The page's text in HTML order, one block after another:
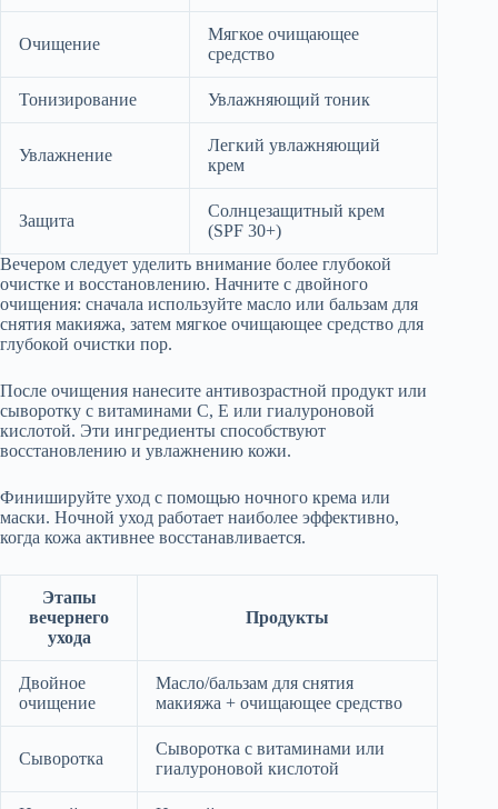
Очищение
Мягкое очищающее
средство
Тонизирование Увлажняющий тоник
Увлажнение
Легкий увлажняющий
крем
Защита
Солнцезащитный крем
(SPF 30+)
Вечером следует уделить внимание более глубокой
очистке и восстановлению. Начните с двойного
очищения: сначала используйте масло или бальзам для
снятия макияжа, затем мягкое очищающее средство для
глубокой очистки пор.
После очищения нанесите антивозрастной продукт или
сыворотку с витаминами C, E или гиалуроновой
кислотой. Эти ингредиенты способствуют
восстановлению и увлажнению кожи.
Финишируйте уход с помощью ночного крема или
маски. Ночной уход работает наиболее эффективно,
когда кожа активнее восстанавливается.
Этапы
вечернего
ухода
Продукты
Двойное
очищение
Масло/бальзам для снятия
макияжа + очищающее средство
Сыворотка
Сыворотка с витаминами или
гиалуроновой кислотой